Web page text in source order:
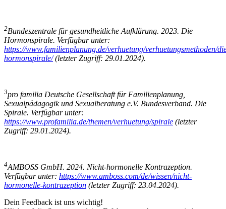
2Bundeszentrale für gesundheitliche Aufklärung. 2023. Die
Hormonspirale. Verfügbar unter:
https://www.familienplanung.de/verhuetung/verhuetungsmethoden/
hormonspirale/(letzter Zugriff: 29.01.2024).
3pro familia Deutsche Gesellschaft für Familienplanung,
Sexualpädagogik und Sexualberatung e.V. Bundesverband. Die
Spirale. Verfügbar unter:
https://www.profamilia.de/themen/verhuetung/spirale (letzter
Zugriff: 29.01.2024).
4AMBOSS GmbH. 2024. Nicht-hormonelle Kontrazeption.
Verfügbar unter: https://www.amboss.com/de/wissen/nicht-
hormonelle-kontrazeption (letzter Zugriff: 23.04.2024).
Dein Feedback ist uns wichtig!